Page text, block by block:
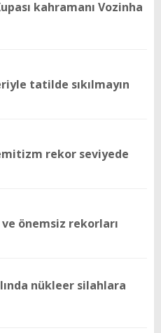
kahramanı Vozinha
tatilde sıkılmayın
rekor seviyede
ve önemsiz rekorları
nükleer silahlara